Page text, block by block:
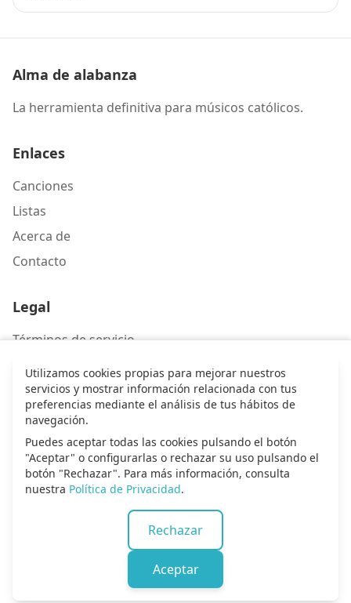
Inicio Canciones Entrar
Alma de alabanza
La herramienta definitiva para músicos católicos.
Enlaces
Canciones
Listas
Acerca de
Contacto
Legal
Términos de servicio
Política de privacidad
Contacto
Escríbenos
© 2026 Alma de alabanza. Todos los derechos
reservados.
Utilizamos cookies propias para mejorar nuestros
servicios y mostrar información relacionada con tus
preferencias mediante el análisis de tus hábitos de
navegación.
Puedes aceptar todas las cookies pulsando el botón
"Aceptar" o configurarlas o rechazar su uso pulsando el
botón "Rechazar". Para más información, consulta
nuestra Política de Privacidad.
Rechazar
Aceptar